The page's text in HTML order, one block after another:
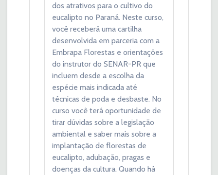
dos atrativos para o cultivo do
eucalipto no Paraná. Neste curso,
você receberá uma cartilha
desenvolvida em parceria com a
Embrapa Florestas e orientações
do instrutor do SENAR-PR que
incluem desde a escolha da
espécie mais indicada até
técnicas de poda e desbaste. No
curso você terá oportunidade de
tirar dúvidas sobre a legislação
ambiental e saber mais sobre a
implantação de florestas de
eucalipto, adubação, pragas e
doenças da cultura. Quando há